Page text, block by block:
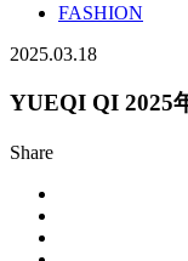
FASHION
2025.03.18
YUEQI QI 2025
Share